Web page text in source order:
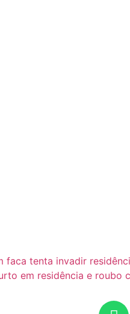
faca tenta invadir
em residência e roubo